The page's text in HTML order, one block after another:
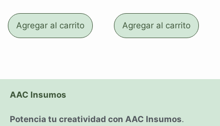
Agregar al carrito Agregar al carrito
AAC Insumos
Potencia tu creatividad con AAC Insumos.